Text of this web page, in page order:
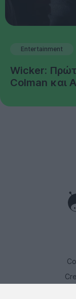
Entertainment
Wicker:
Colman και